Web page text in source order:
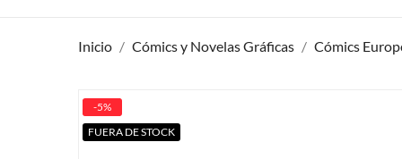
Inicio Cómics y Novelas Gráficas Cómics
-5%
FUERA DE STOCK